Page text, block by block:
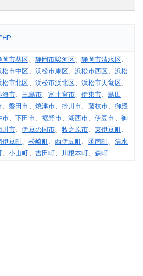
HP
岡市葵区、 静岡市駿河区、 静岡市清水区、
松市中区、 浜松市東区、 浜松市西区、 浜松
松市北区、 浜松市浜北区、 浜松市天竜区、
海市、 三島市、 富士宮市、 伊東市、 島田
、 磐田市、 焼津市、 掛川市、 藤枝市、 御殿
市、 下田市、 裾野市、 湖西市、 伊豆市、 御
川市、 伊豆の国市、 牧之原市、 東伊豆町、
伊豆町、 松崎町、 西伊豆町、 函南町、 清水
、 小山町、 吉田町、 川根本町、 森町